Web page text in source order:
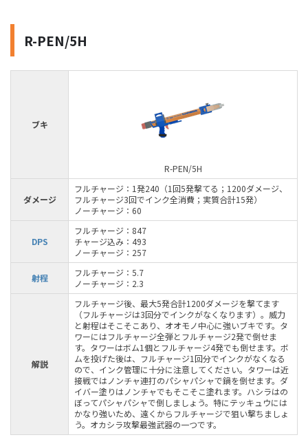
R-PEN/5H
ブキ
R-PEN/5H
ダメージ
フルチャージ：1発240（1回5発撃てる；1200ダメージ、
フルチャージ3回でインク全消費；実質合計15発）
ノーチャージ：60
DPS
フルチャージ：847
チャージ込み：493
ノーチャージ：257
射程
フルチャージ：5.7
ノーチャージ：2.3
解説
フルチャージ後、最大5発合計1200ダメージを撃てます
（フルチャージは3回分でインクがなくなります）。威力
と射程はそこそこあり、オオモノ中心に強いブキです。タ
ワーにはフルチャージ全弾とフルチャージ2発で倒せま
す。タワーはボム1個とフルチャージ4発でも倒せます。ボ
ムを投げた後は、フルチャージ1回分でインクがなくなる
ので、インク管理に十分に注意してください。タワーは近
接戦ではノンチャ連打のパシャパシャで鍋を倒せます。ダ
イバー塗りはノンチャでもそこそこ塗れます。ハシラはの
ぼってパシャパシャで倒しましょう。特にテッキュウには
かなり強いため、遠くからフルチャージで狙い撃ちましょ
う。オカシラ攻撃最強武器の一つです。